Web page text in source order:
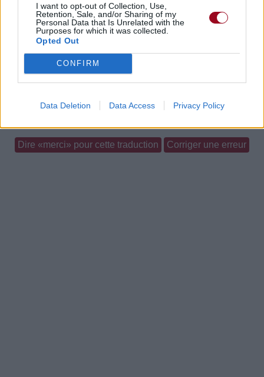
I want to opt-out of Collection, Use,
Retention, Sale, and/or Sharing of my
Personal Data that Is Unrelated with the
Purposes for which it was collected.
Opted Out
CONFIRM
Data Deletion Data Access Privacy Policy
Commentaires
Dire «merci» pour cette traduction Corriger une erreur